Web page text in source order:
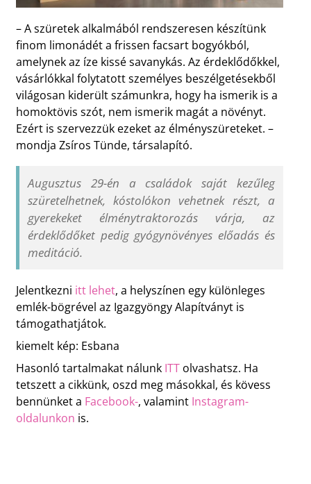
– A szüretek alkalmából rendszeresen készítünk
finom limonádét a frissen facsart bogyókból,
amelynek az íze kissé savanykás. Az érdeklődőkkel,
vásárlókkal folytatott személyes beszélgetésekből
világosan kiderült számunkra, hogy ha ismerik is a
homoktövis szót, nem ismerik magát a növényt.
Ezért is szervezzük ezeket az élményszüreteket. –
mondja Zsíros Tünde, társalapító.
Augusztus 29-én a családok saját kezűleg
szüretelhetnek, kóstolókon vehetnek részt, a
gyerekeket élménytraktorozás várja, az
érdeklődőket pedig gyógynövényes előadás és
meditáció.
Jelentkezni itt lehet, a helyszínen egy különleges
emlék-bögrével az Igazgyöngy Alapítványt is
támogathatjátok.
kiemelt kép: Esbana
Hasonló tartalmakat nálunk ITTolvashatsz. Ha
tetszett a cikkünk, oszd meg másokkal, és kövess
bennünket a Facebook-, valamint Instagram-
oldalunkon is.